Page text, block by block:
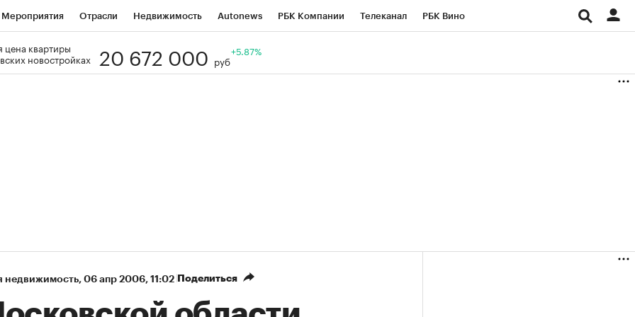
Мероприятия Отрасли Недвижимость Autonews РБК Компании Телеканал РБК Вино
Визионеры
цена квартиры
новостройках
20 672 000 руб
+5.87%
недвижимость⁠, 06 апр 2006, 11:02 Поделиться